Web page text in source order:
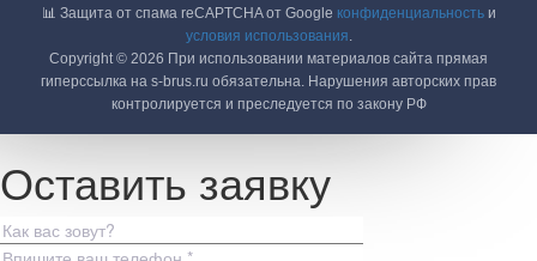
📊 Защита от спама reCAPTCHA от Google конфиденциальностьи
условия использования.
Copyright © 2026 При использовании материалов сайта прямая
гиперссылка на s-brus.ru обязательна. Нарушения авторских прав
контролируется и преследуется по закону РФ
Оставить заявку